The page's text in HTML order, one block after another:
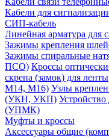
Кабели для
СИП-кабель
Линейная арматура для
Зажимы крепления
Зажимы спиральные
ПСО) Кроссы
скрепа (замок) для ленты
М14, М16) Узлы
(УКН, УКП) Устройство
(УПМК)
Муфты и кроссы
Аксессуары общие